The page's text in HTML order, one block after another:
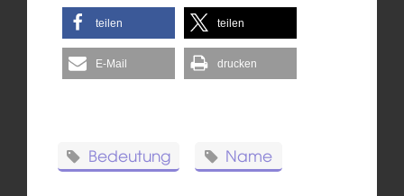
teilen teilen
E-Mail drucken
Bedeutung Name